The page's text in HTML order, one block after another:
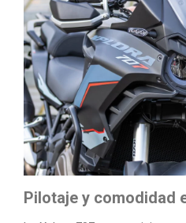
Pilotaje y comodidad